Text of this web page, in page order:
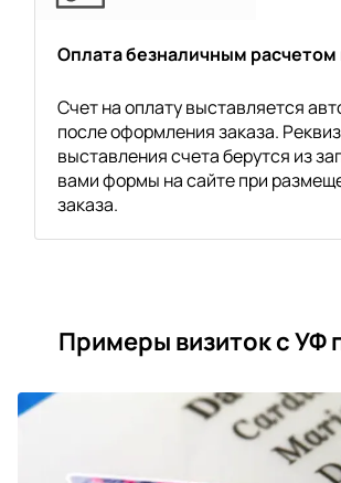
Оплата безналичным расчетом
Счет на оплату выставляется
после оформления заказа.
выставления счета берутся из
вами формы на сайте при
заказа.
Примеры визиток с УФ